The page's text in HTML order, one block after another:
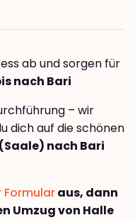
ab und sorgen für
nach Bari
– wir
dich auf die schönen
nach Bari
Formularaus, dann
Umzug von Halle